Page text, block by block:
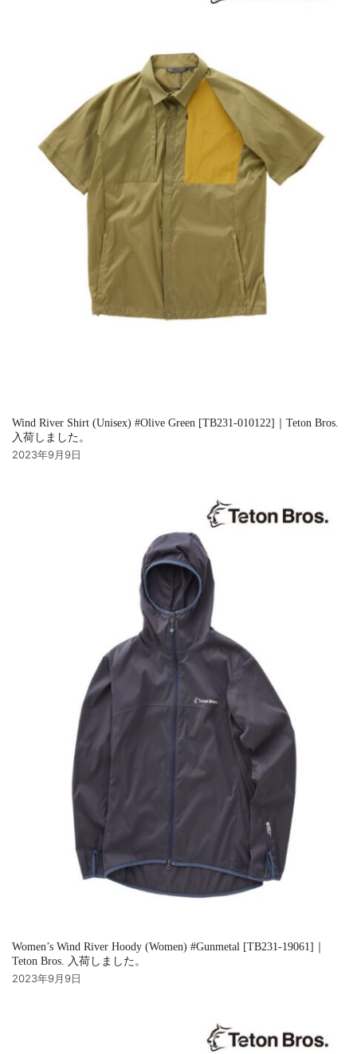
Wind River Shirt (Unisex) #Olive Green [TB231-010122]｜Teton Bros.
入荷しました。
2023年9月9日
Women’s Wind River Hoody (Women) #Gunmetal [TB231-19061]｜
Teton Bros. 入荷しました。
2023年9月9日